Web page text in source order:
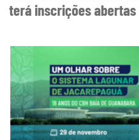
terá inscrições abertas